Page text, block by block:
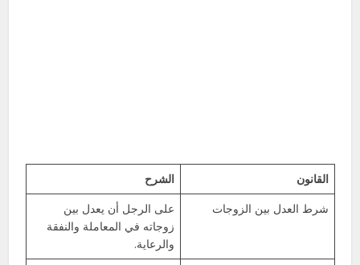
القانون
الشرح
شرط العدل بين الزوجات
على الرجل أن يعدل بين
زوجاته في المعاملة والنفقة
والرعاية.